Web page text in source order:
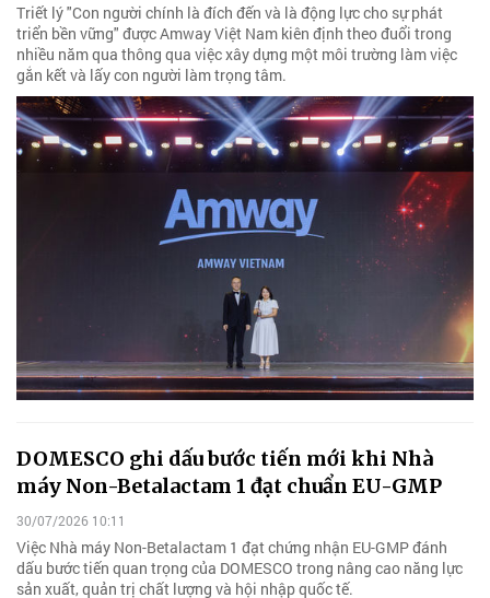
Triết lý "Con người chính là đích đến và là động lực cho sự phát
triển bền vững" được Amway Việt Nam kiên định theo đuổi trong
nhiều năm qua thông qua việc xây dựng một môi trường làm việc
gắn kết và lấy con người làm trọng tâm.
DOMESCO ghi dấu bước tiến mới khi Nhà
máy Non-Betalactam 1 đạt chuẩn EU-GMP
30/07/2026 10:11
Việc Nhà máy Non-Betalactam 1 đạt chứng nhận EU-GMP đánh
dấu bước tiến quan trọng của DOMESCO trong nâng cao năng lực
sản xuất, quản trị chất lượng và hội nhập quốc tế.